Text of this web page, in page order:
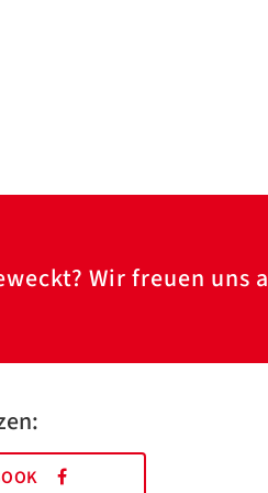
Wir freuen uns